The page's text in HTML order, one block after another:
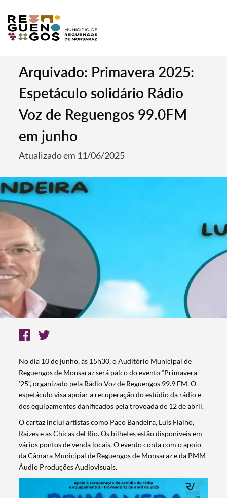
Arquivado: Primavera 2025:
Espetáculo solidário Rádio
Voz de Reguengos 99.0FM
em junho
Atualizado em 11/06/2025
No dia 10 de junho, às 15h30, o Auditório Municipal de
Reguengos de Monsaraz será palco do evento “Primavera
’25”, organizado pela Rádio Voz de Reguengos 99.9 FM. O
espetáculo visa apoiar a recuperação do estúdio da rádio e
dos equipamentos danificados pela trovoada de 12 de abril.
O cartaz inclui artistas como Paco Bandeira, Luís Fialho,
Raízes e as Chicas del Rio. Os bilhetes estão disponíveis em
vários pontos de venda locais. O evento conta com o apoio
da Câmara Municipal de Reguengos de Monsaraz e da PMM
Áudio Produções Audiovisuais.